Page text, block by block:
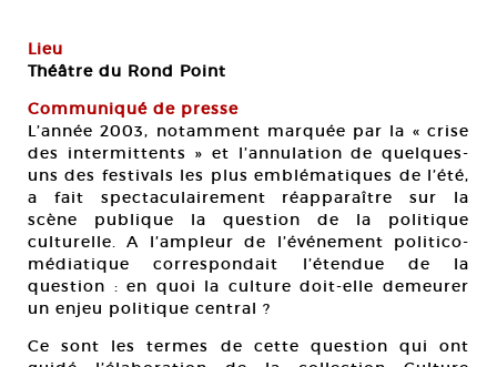
Lieu
Théâtre du Rond Point
Communiqué de presse
L’année 2003, notamment marquée par la « crise
des intermittents » et l’annulation de quelques-
uns des festivals les plus emblématiques de l’été,
a fait spectaculairement réapparaître sur la
scène publique la question de la politique
culturelle. A l’ampleur de l’événement politico-
médiatique correspondait l’étendue de la
question : en quoi la culture doit-elle demeurer
un enjeu politique central ?
Ce sont les termes de cette question qui ont